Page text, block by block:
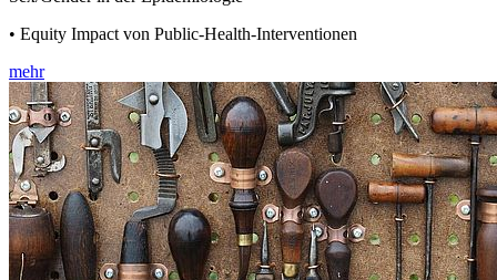
• Equity Impact von Public-Health-Interventionen
mehr